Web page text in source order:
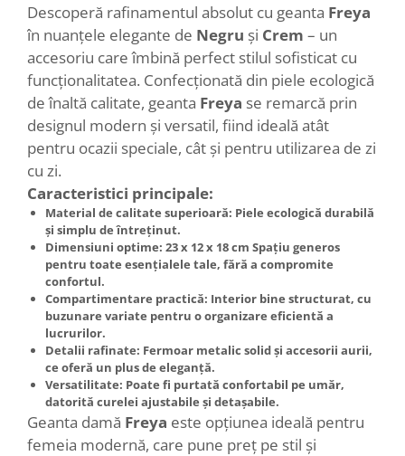
Descoperă rafinamentul absolut cu geanta Freya
în nuanțele elegante de Negru și Crem – un
accesoriu care îmbină perfect stilul sofisticat cu
funcționalitatea. Confecționată din piele ecologică
de înaltă calitate, geanta Freya se remarcă prin
designul modern și versatil, fiind ideală atât
pentru ocazii speciale, cât și pentru utilizarea de zi
cu zi.
Caracteristici principale:
Material de calitate superioară: Piele ecologică durabilă
și simplu de întreținut.
Dimensiuni optime: 23 x 12 x 18 cm Spațiu generos
pentru toate esențialele tale, fără a compromite
confortul.
Compartimentare practică: Interior bine structurat, cu
buzunare variate pentru o organizare eficientă a
lucrurilor.
Detalii rafinate: Fermoar metalic solid și accesorii aurii,
ce oferă un plus de eleganță.
Versatilitate: Poate fi purtată confortabil pe umăr,
datorită curelei ajustabile și detașabile.
Geanta damă Freya este opțiunea ideală pentru
femeia modernă, care pune preț pe stil și